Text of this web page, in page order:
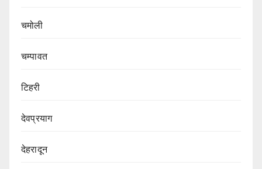
चमोली
चम्पावत
टिहरी
देवप्रयाग
देहरादून